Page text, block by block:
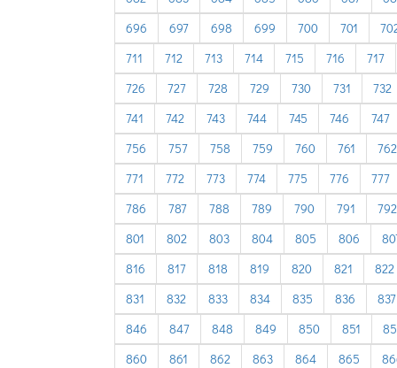
696
697 698 699 700 701
711
712 713 714 715 716
717
726
727 728 729 730 731
732
741
742 743 744 745 746
747
756
757 758 759 760 761
762
771
772 773 774 775 776
777
786
787 788 789 790 791
792
801
802 803 804 805 806
816
817 818 819 820 821
822
831
832 833 834 835 836
837
846
847 848 849 850 851
860
861 862 863 864 865